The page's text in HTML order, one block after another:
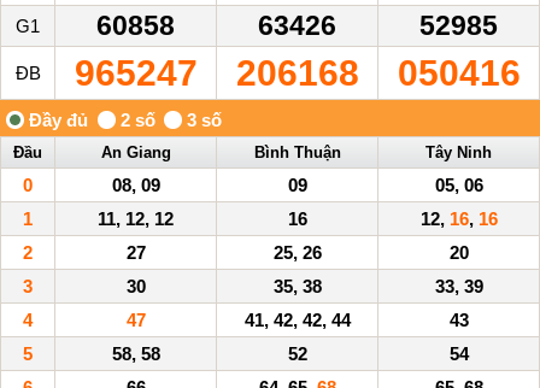
G1 60858 63426 52985
ĐB 965247 206168 050416
Đầu An Giang Bình Thuận Tây Ninh
0 08, 09 09
05, 06
1
11, 12, 12 16 12, 16, 16
2
27 25, 26
20
3
30 35, 38
33, 39
4
47 41, 42, 42, 44
43
5
58, 58 52
54